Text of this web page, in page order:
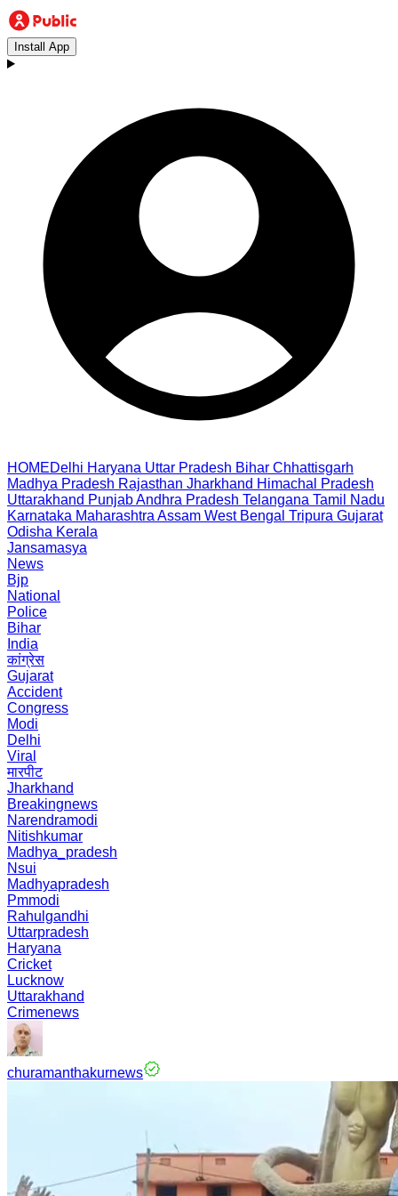
Install App
HOMEDelhi Haryana Uttar Pradesh Bihar Chhattisgarh
Madhya Pradesh Rajasthan Jharkhand Himachal Pradesh
Uttarakhand PunjabAndhra Pradesh Telangana Tamil Nadu
Karnataka Maharashtra Assam West Bengal Tripura Gujarat
Odisha Kerala
Jansamasya
News
Bjp
National
Police
Bihar
India
कांग्रेस
Gujarat
Accident
Congress
Modi
Delhi
Viral
मारपीट
Jharkhand
Breakingnews
Narendramodi
Nitishkumar
Madhya_pradesh
Nsui
Madhyapradesh
Pmmodi
Rahulgandhi
Uttarpradesh
Haryana
Cricket
Lucknow
Uttarakhand
Crimenews
churamanthakurnews